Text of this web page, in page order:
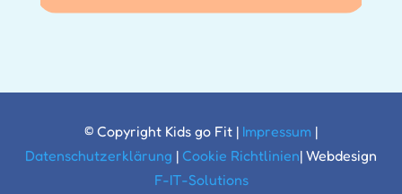
© Copyright Kids go Fit | Impressum |
Datenschutzerklärung | Cookie Richtlinien| Webdesign
F-IT-Solutions